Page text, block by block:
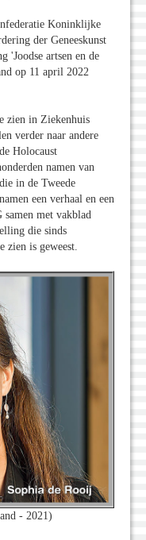
Koninklijke
der Geneeskunst
'Joodse artsen en de
op 11 april 2022
zien in Ziekenhuis
verder naar andere
Holocaust
namen van
in de Tweede
een verhaal en een
met vakblad
die sinds
zien is geweest.
- 2021)